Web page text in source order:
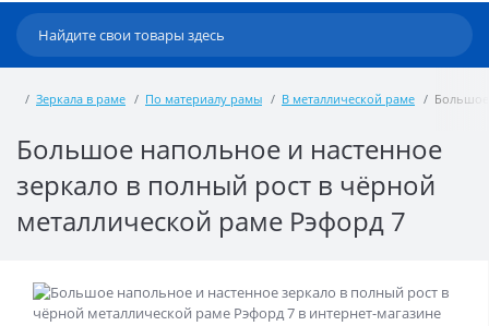
Зеркала в раме По материалу рамы В металлической раме Большое
Большое напольное и настенное
зеркало в полный рост в чёрной
металлической раме Рэфорд 7